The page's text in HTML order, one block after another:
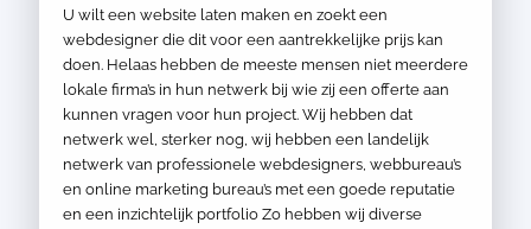
U wilt een website laten maken en zoekt een
webdesigner die dit voor een aantrekkelijke prijs kan
doen. Helaas hebben de meeste mensen niet meerdere
lokale firma’s in hun netwerk bij wie zij een offerte aan
kunnen vragen voor hun project. Wij hebben dat
netwerk wel, sterker nog, wij hebben een landelijk
netwerk van professionele webdesigners, webbureau’s
en online marketing bureau’s met een goede reputatie
en een inzichtelijk portfolio Zo hebben wij diverse